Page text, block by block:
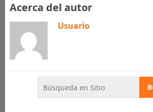
Acerca del autor
Usuario